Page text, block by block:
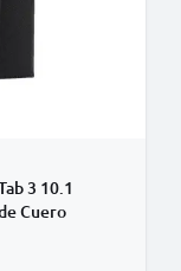
3 10.1
Cuero
de
- Funda